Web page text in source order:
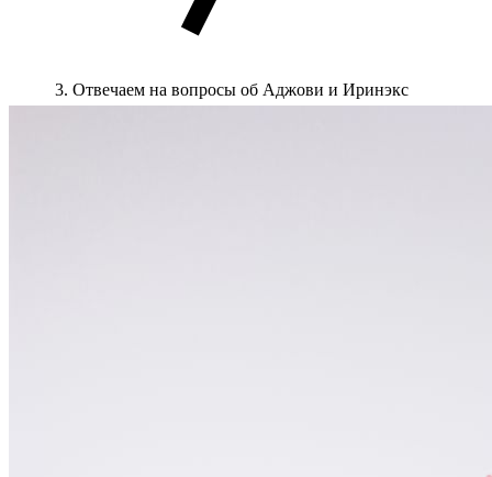
Отвечаем на вопросы об Аджови и Иринэкс